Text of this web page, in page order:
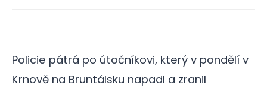
Policie pátrá po útočníkovi, který v pondělí v
Krnově na Bruntálsku napadl a zranil